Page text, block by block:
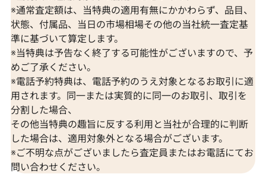
※通常査定額は、当特典の適用有無にかかわらず、品目、
状態、付属品、当日の市場相場その他の当社統一査定基
準に基づいて算定します。
※当特典は予告なく終了する可能性がございますので、予
めご了承ください。
※電話予約特典は、電話予約のうえ対象となるお取引に適
用されます。同一または実質的に同一のお取引、取引を
分割した場合、
その他当特典の趣旨に反する利用と当社が合理的に判断
した場合は、適用対象外となる場合がございます。
※ご不明な点がございましたら査定員またはお電話にてお
問い合わせください。